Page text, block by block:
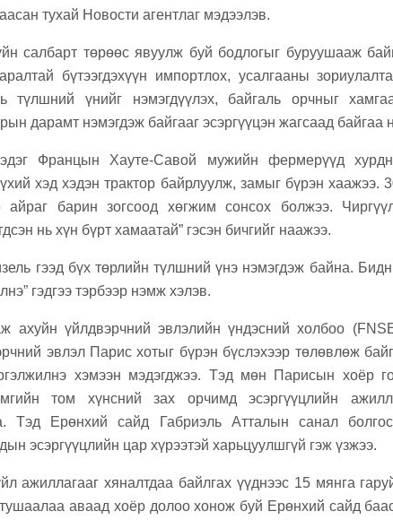
e
тухай Новости агентлаг мэдээлэв.
салбарт төрөөс явуулж буй бодлогыг буруушааж
бүтээгдэхүүн импортлох, усалгааны
түлшний үнийг нэмэгдүүлэх, байгаль орчныг
дарамт нэмэгдэж байгааг эсэргүүцэн жагсаад байгаа
Францын Хауте-Савой мужийн фермерүүд
хэд хэдэн трактор байрлуулж, замыг бүрэн хаажээ.
барин зогсоод хөгжим сонсох болжээ.
нь хүн бүрт хамаатай” гэсэн бичгийг наажээ.
гээд бүх төрлийн түлшний үнэ нэмэгдэж байна.
гэдгээ тэрбээр нэмж хэлэв.
ахуйн үйлдвэрчний эвлэлийн үндэсний холбоо
эвлэл Парис хотыг бүрэн бүслэхээр төлөвлөж
хэмээн мэдэгджээ. Тэд мөн Парисын хоёр
том хүнсний зах орчимд эсэргүүцлийн
Тэд Ерөнхий сайд Габриэль Атталын санал
эсэргүүцлийн цар хүрээтэй харьцуулшгүй гэж үзжээ.
ажиллагааг хяналтдаа байлгах үүднээс 15 мянга
аваад хоёр долоо хонож буй Ерөнхий сайд